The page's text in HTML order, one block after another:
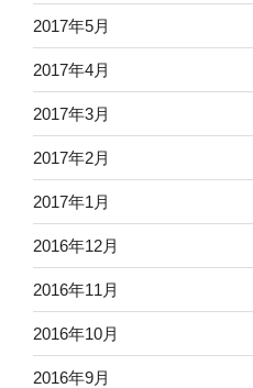
2017年5月
2017年4月
2017年3月
2017年2月
2017年1月
2016年12月
2016年11月
2016年10月
2016年9月